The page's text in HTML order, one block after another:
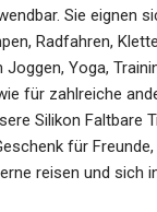
Sie eignen
Radfahren,
Joggen, Yoga,
für zahlreiche
Silikon Faltbare
für Freunde,
reisen und sich